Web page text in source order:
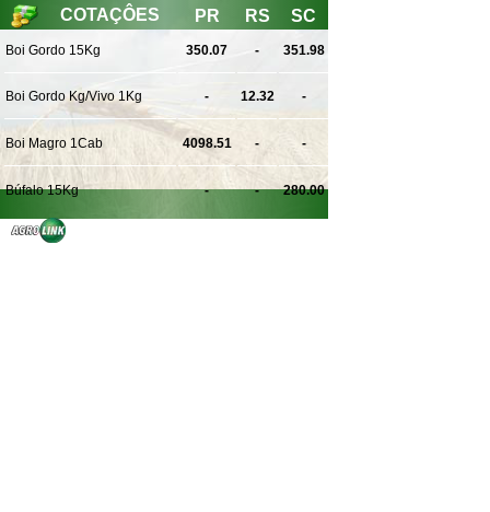
COTAÇÔES PR RS SC
Boi Gordo 15Kg 350.07 - 351.98
Boi Gordo Kg/Vivo 1Kg - 12.32 -
Boi Magro 1Cab 4098.51 - -
Búfalo 15Kg - - 280.00